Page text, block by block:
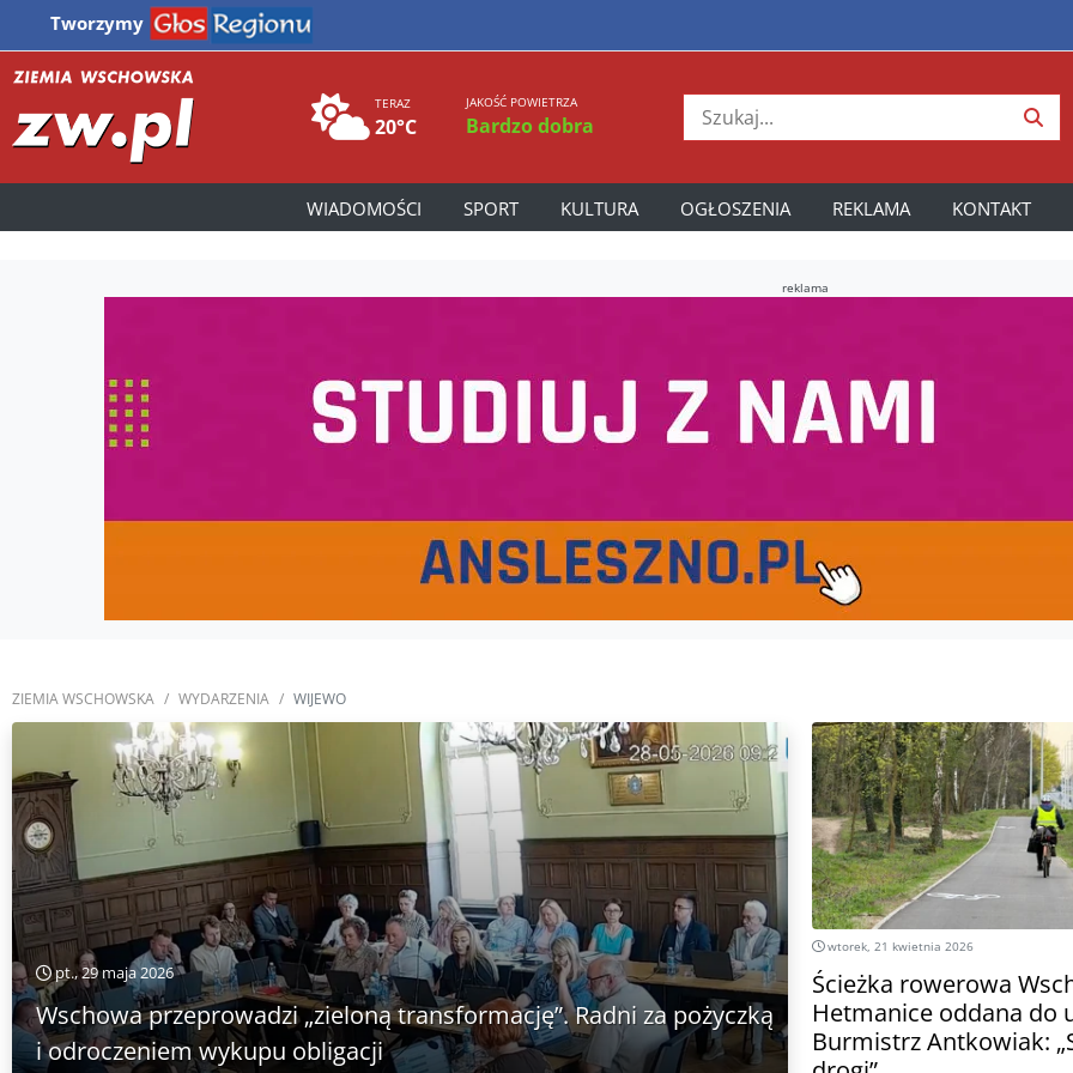
Tworzymy
TERAZ
20°C
JAKOŚĆ POWIETRZA
Bardzo dobra
WIADOMOŚCI SPORT KULTURA OGŁOSZENIA REKLAMA KONTAKT
reklama
ZIEMIA WSCHOWSKA WYDARZENIA WIJEWO
pt., 29 maja 2026
Wschowa przeprowadzi „zieloną transformację”. Radni za pożyczką
i odroczeniem wykupu obligacji
wtorek, 21 kwietnia 2026
Ścieżka rowerowa
Hetmanice oddana do
Burmistrz Antkowiak: